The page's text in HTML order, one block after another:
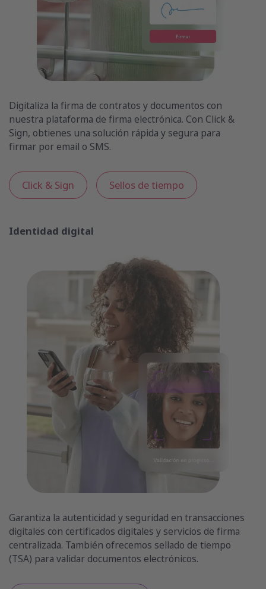
Digitaliza la firma de contratos y documentos con
nuestra plataforma de firma electrónica. Con Click &
Sign, obtienes una solución rápida y segura para
firmar por email o SMS.
Click & Sign Sellos de tiempo
Identidad digital
Garantiza la autenticidad y seguridad en transacciones
digitales con certificados digitales y servicios de firma
centralizada. También ofrecemos sellado de tiempo
(TSA) para validar documentos electrónicos.